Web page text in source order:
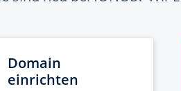
Domain
einrichten